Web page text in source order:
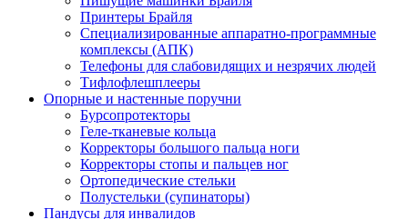
Принтеры Брайля
Специализированные аппаратно-программные
комплексы (АПК)
Телефоны для слабовидящих и незрячих людей
Тифлофлешплееры
Опорные и настенные поручни
Бурсопротекторы
Геле-тканевые кольца
Корректоры большого пальца ноги
Корректоры стопы и пальцев ног
Ортопедические стельки
Полустельки (супинаторы)
Пандусы для инвалидов